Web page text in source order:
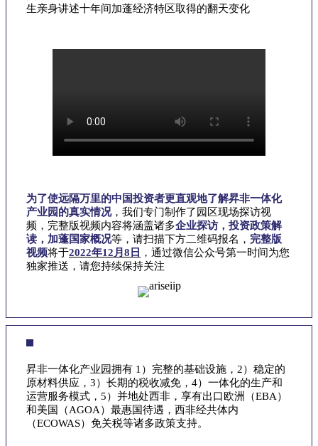
生亲身讲述十年间加蓬经济特区取得的翻天变化
为了使远隔万里的中国投资者更直观地了解昇非一体化
产业园的真实情况，我们专门制作了园区现场探访视
频，完整版视频内容将涵盖诸多企业探访，投资政策解
读，加蓬国家概况等，请扫描下方二维码报名， 完整版
视频将于2022年12月8日 ，通过微信公众号第一时间为您
独家推送，请您持续保持关注
昇非一体化产业园拥有 1）完整的基础设施，2）稳定的
原材料供应，3）长期的税收减免，4）一体化的生产和
运营服务模式，5）并地处西非，享有出口欧洲（EBA）
和美国（AGOA）最惠国待遇，西非经共体内
（ECOWAS）免关税等诸多政策支持。